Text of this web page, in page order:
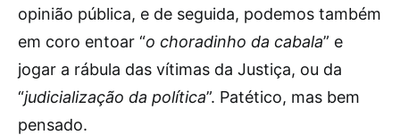
opinião pública, e de seguida, podemos também
em coro entoar “o choradinho da cabala” e
jogar a rábula das vítimas da Justiça, ou da
“judicialização da política”. Patético, mas bem
pensado.